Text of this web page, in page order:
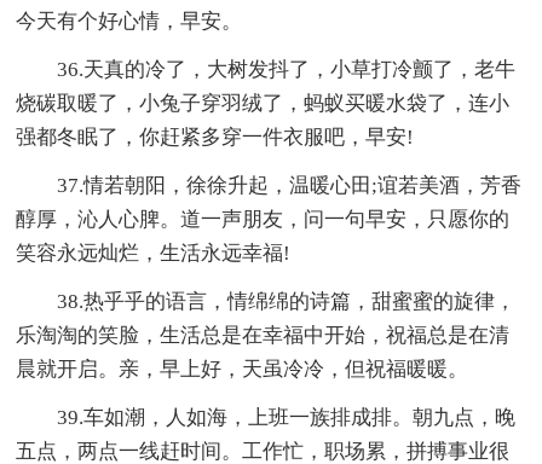
今天有个好心情，早安。
36.天真的冷了，大树发抖了，小草打冷颤了，老牛
烧碳取暖了，小兔子穿羽绒了，蚂蚁买暖水袋了，连小
强都冬眠了，你赶紧多穿一件衣服吧，早安!
37.情若朝阳，徐徐升起，温暖心田;谊若美酒，芳香
醇厚，沁人心脾。道一声朋友，问一句早安，只愿你的
笑容永远灿烂，生活永远幸福!
38.热乎乎的语言，情绵绵的诗篇，甜蜜蜜的旋律，
乐淘淘的笑脸，生活总是在幸福中开始，祝福总是在清
晨就开启。亲，早上好，天虽冷冷，但祝福暖暖。
39.车如潮，人如海，上班一族排成排。朝九点，晚
五点，两点一线赶时间。工作忙，职场累，拼搏事业很